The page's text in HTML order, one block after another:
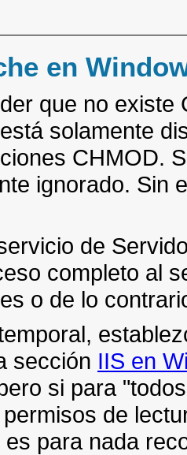
en
que no
solamente
CHMOD.
ignorado. Sin
de
completo al
o de lo
sección IIS en
si para
de
para nada